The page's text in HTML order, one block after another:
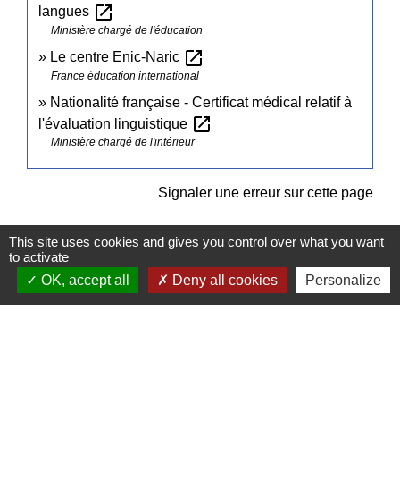
langues open_in_new
Ministère chargé de l'éducation
Le centre Enic-Naric open_in_new
France éducation international
Nationalité française - Certificat médical relatif à
l'évaluation linguistique open_in_new
Ministère chargé de l'intérieur
Signaler une erreur sur cette page
This site uses cookies and gives you control over what you want
to activate
OK, accept all
Deny all cookies Personalize